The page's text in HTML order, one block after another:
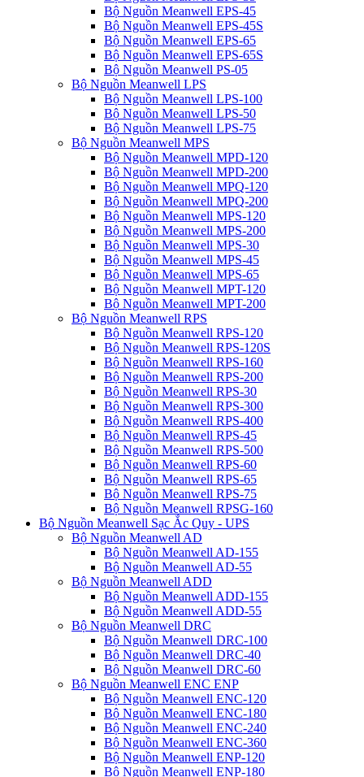
Bộ Nguồn Meanwell EPS-45
Bộ Nguồn Meanwell EPS-45S
Bộ Nguồn Meanwell EPS-65
Bộ Nguồn Meanwell EPS-65S
Bộ Nguồn Meanwell PS-05
Bộ Nguồn Meanwell LPS
Bộ Nguồn Meanwell LPS-100
Bộ Nguồn Meanwell LPS-50
Bộ Nguồn Meanwell LPS-75
Bộ Nguồn Meanwell MPS
Bộ Nguồn Meanwell MPD-120
Bộ Nguồn Meanwell MPD-200
Bộ Nguồn Meanwell MPQ-120
Bộ Nguồn Meanwell MPQ-200
Bộ Nguồn Meanwell MPS-120
Bộ Nguồn Meanwell MPS-200
Bộ Nguồn Meanwell MPS-30
Bộ Nguồn Meanwell MPS-45
Bộ Nguồn Meanwell MPS-65
Bộ Nguồn Meanwell MPT-120
Bộ Nguồn Meanwell MPT-200
Bộ Nguồn Meanwell RPS
Bộ Nguồn Meanwell RPS-120
Bộ Nguồn Meanwell RPS-120S
Bộ Nguồn Meanwell RPS-160
Bộ Nguồn Meanwell RPS-200
Bộ Nguồn Meanwell RPS-30
Bộ Nguồn Meanwell RPS-300
Bộ Nguồn Meanwell RPS-400
Bộ Nguồn Meanwell RPS-45
Bộ Nguồn Meanwell RPS-500
Bộ Nguồn Meanwell RPS-60
Bộ Nguồn Meanwell RPS-65
Bộ Nguồn Meanwell RPS-75
Bộ Nguồn Meanwell RPSG-160
Bộ Nguồn Meanwell Sạc Ắc Quy - UPS
Bộ Nguồn Meanwell AD
Bộ Nguồn Meanwell AD-155
Bộ Nguồn Meanwell AD-55
Bộ Nguồn Meanwell ADD
Bộ Nguồn Meanwell ADD-155
Bộ Nguồn Meanwell ADD-55
Bộ Nguồn Meanwell DRC
Bộ Nguồn Meanwell DRC-100
Bộ Nguồn Meanwell DRC-40
Bộ Nguồn Meanwell DRC-60
Bộ Nguồn Meanwell ENC ENP
Bộ Nguồn Meanwell ENC-120
Bộ Nguồn Meanwell ENC-180
Bộ Nguồn Meanwell ENC-240
Bộ Nguồn Meanwell ENC-360
Bộ Nguồn Meanwell ENP-120
Bộ Nguồn Meanwell ENP-180